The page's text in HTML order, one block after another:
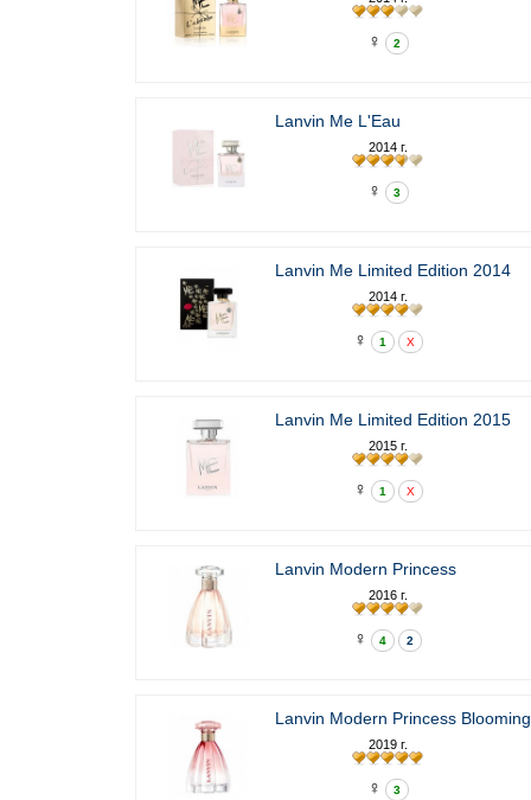
♀ 2
Lanvin Me L'Eau
2014 г.
♀ 3
Lanvin Me Limited Edition 2014
2014 г.
♀ 1 X
Lanvin Me Limited Edition 2015
2015 г.
♀ 1 X
Lanvin Modern Princess
2016 г.
♀ 4 2
Lanvin Modern Princess Blooming
2019 г.
♀ 3